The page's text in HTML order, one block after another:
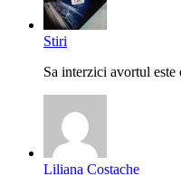
Stiri
Sa interzici avortul este
Liliana Costache